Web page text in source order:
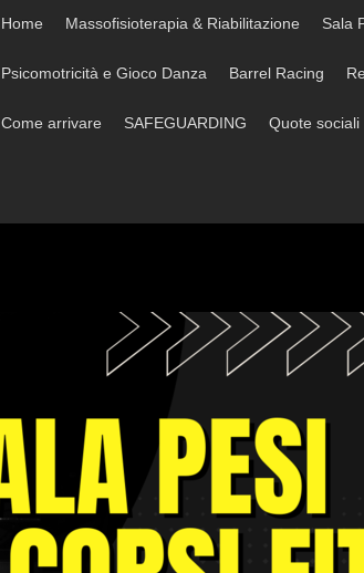
Home Massofisioterapia & Riabilitazione Sala
Psicomotricità e Gioco Danza Barrel Racing
Come arrivare SAFEGUARDING Quote sociali